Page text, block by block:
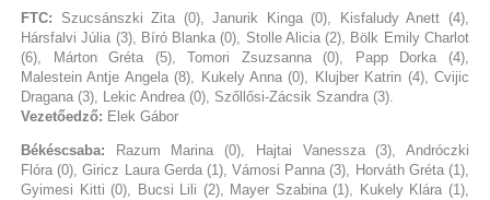
FTC: Szucsánszki Zita (0), Janurik Kinga (0), Kisfaludy Anett (4),
Hársfalvi Júlia (3), Bíró Blanka (0), Stolle Alicia (2), Bölk Emily Charlot
(6), Márton Gréta (5), Tomori Zsuzsanna (0), Papp Dorka (4),
Malestein Antje Angela (8), Kukely Anna (0), Klujber Katrin (4), Cvijic
Dragana (3), Lekic Andrea (0), Szőllősi-Zácsik Szandra (3).
Vezetőedző: Elek Gábor
Békéscsaba: Razum Marina (0), Hajtai Vanessza (3), Andróczki
Flóra (0), Giricz Laura Gerda (1), Vámosi Panna (3), Horváth Gréta (1),
Gyimesi Kitti (0), Bucsi Lili (2), Mayer Szabina (1), Kukely Klára (1),